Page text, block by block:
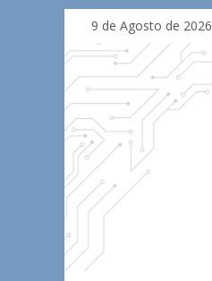
content
9 de Agosto de 2026